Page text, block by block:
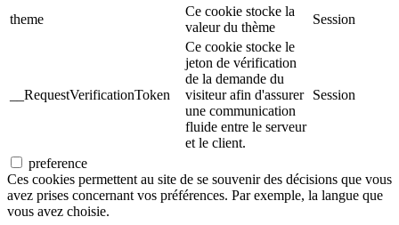
theme
Ce cookie stocke la
valeur du thème
Session
__RequestVerificationToken
Ce cookie stocke le
jeton de vérification
de la demande du
visiteur afin d'assurer
une communication
fluide entre le serveur
et le client.
Session
preference
Ces cookies permettent au site de se souvenir des décisions que vous
avez prises concernant vos préférences. Par exemple, la langue que
vous avez choisie.